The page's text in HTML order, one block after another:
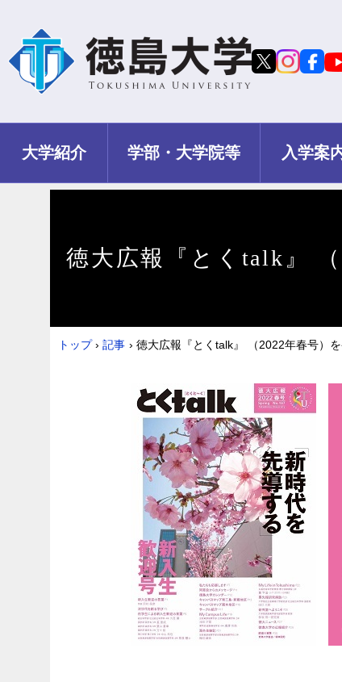
大学紹介 学部・大学院等 入学案
徳大広報『とくtalk』
トップ › 記事 › 徳大広報『とくtalk』 （2022年春号）を